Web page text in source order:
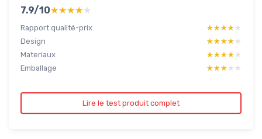
7.9/10★★★★★
★★★★★
Rapport qualité-prix ★★★★★
★★★★★
Design
★★★★★
★★★★★
Materiaux
★★★★★
★★★★★
Emballage
★★★★★
★★★★★
Lire le test produit complet